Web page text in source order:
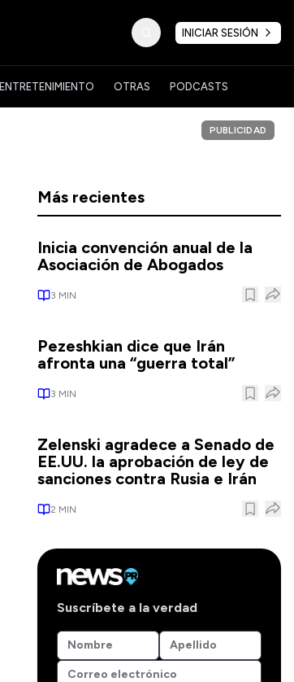
INICIAR SESIÓN
ENTRETENIMIENTO OTRAS PODCASTS
PUBLICIDAD
Más recientes
Inicia convención anual de la
Asociación de Abogados
3 MIN
Pezeshkian dice que Irán
afronta una “guerra total”
3 MIN
Zelenski agradece a Senado de
EE.UU. la aprobación de ley de
sanciones contra Rusia e Irán
2 MIN
Suscríbete a la verdad